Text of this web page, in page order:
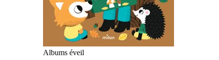
Albums éveil